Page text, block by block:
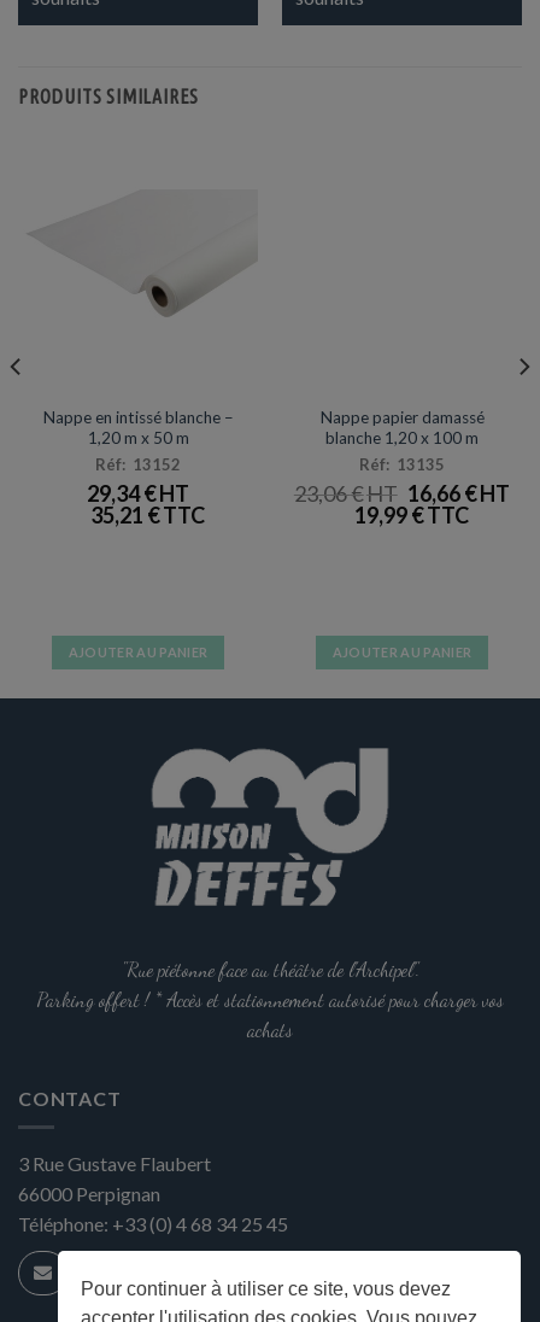
Pour continuer à utiliser ce site, vous devez
accepter l'utilisation des cookies. Vous pouvez
options
du
produit
PRODUITS SIMILAIRES
Nappe en intissé blanche –
1,20 m x 50 m
Réf: 13152
29,34€
35,21 €
AJOUTER AU PANIER
Promotion
Nappe papier damassé
blanche 1,20 x 100 m
Réf: 13135
23,06€
LE
PRIX
INITIAL
16,66€
19,99€
AJOUTER AU PANIER
"Rue piétonne face au théâtre de l'Archipel".
Parking offert ! * Accès et stationnement autorisé pour charger vos
achats
CONTACT
3 Rue Gustave Flaubert
66000 Perpignan
Téléphone: +33 (0) 4 68 34 25 45